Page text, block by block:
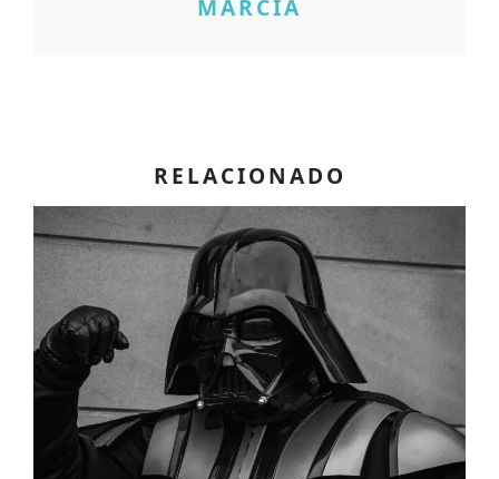
MARCIA
RELACIONADO